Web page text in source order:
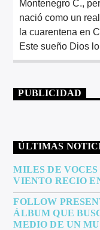
Montenegro C.,
nació como un
la cuarentena en
Este sueño Dios
PUBLICIDAD
ÚLTIMAS
MILES DE
VIENTO RECIO
FOLLOW
ÁLBUM QUE
MEDIO DE UN